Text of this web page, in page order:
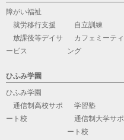
障がい福祉
就労移行支援
自立訓練
放課後等デイサ
ービス
カフェミーティ
ング
ひふみ学園
ひふみ学園
通信制高校サポ
ート校
学習塾
通信制大学サポ
ート校